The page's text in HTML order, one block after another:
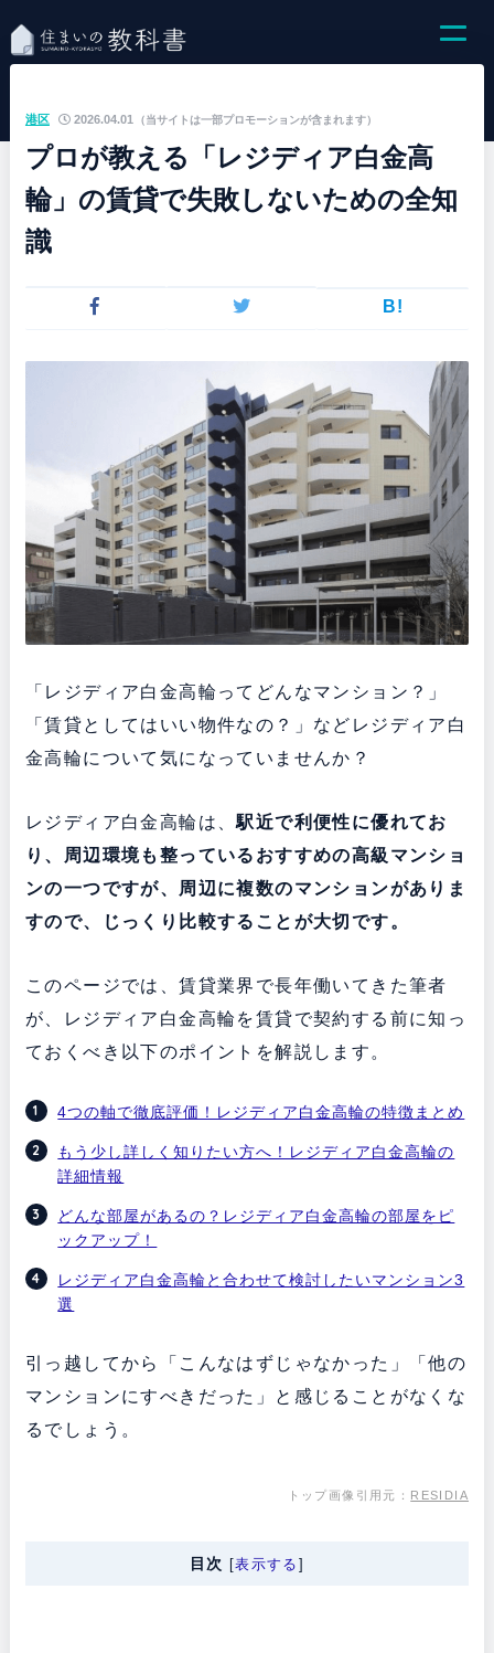
（当サイトは一部プロモーションが含まれます）
港区 2026.04.01
プロが教える「レジディア白金高
輪」の賃貸で失敗しないための全知
識
B!
「レジディア白金高輪ってどんなマンション？」
「賃貸としてはいい物件なの？」などレジディア白
金高輪について気になっていませんか？
レジディア白金高輪は、駅近で利便性に優れてお
り、周辺環境も整っている おすすめの高級マンショ
ンの一つですが、周辺に複数のマンションがありま
すので、じっくり比較することが大切です。
このページでは、賃貸業界で長年働いてきた筆者
が、レジディア白金高輪を賃貸で契約する前に知っ
ておくべき以下のポイントを解説します。
4つの軸で徹底評価！レジディア白金高輪の特徴まとめ
もう少し詳しく知りたい方へ！レジディア白金高輪の
詳細情報
どんな部屋があるの？レジディア白金高輪の部屋をピ
ックアップ！
レジディア白金高輪と合わせて検討したいマンション3
選
引っ越してから「こんなはずじゃなかった」「他の
マンションにすべきだった」と感じることがなくな
るでしょう。
トップ画像引用元： RESIDIA
目次 [表示する